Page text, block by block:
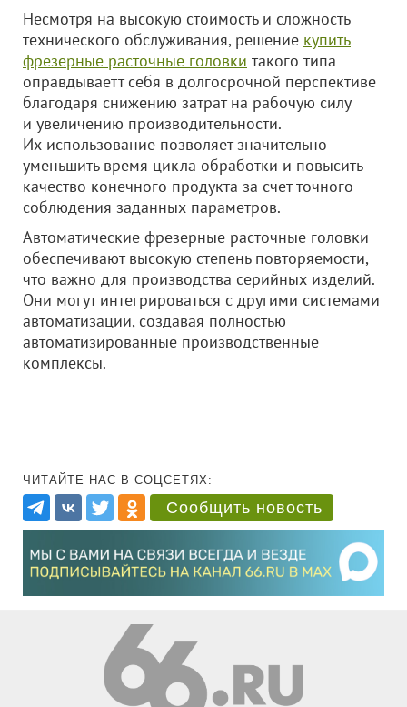
Несмотря на высокую стоимость и сложность
технического обслуживания, решение купить
фрезерные расточные головки такого типа
оправдываетт себя в долгосрочной перспективе
благодаря снижению затрат на рабочую силу
и увеличению производительности.
Их использование позволяет значительно
уменьшить время цикла обработки и повысить
качество конечного продукта за счет точного
соблюдения заданных параметров.
Автоматические фрезерные расточные головки
обеспечивают высокую степень повторяемости,
что важно для производства серийных изделий.
Они могут интегрироваться с другими системами
автоматизации, создавая полностью
автоматизированные производственные
комплексы.
ЧИТАЙТЕ НАС В СОЦСЕТЯХ:
Сообщить новость